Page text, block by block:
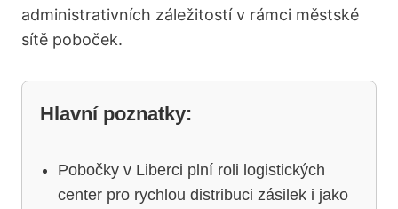
administrativních záležitostí v rámci městské
sítě poboček.
Hlavní poznatky:
Pobočky v Liberci plní roli logistických
center pro rychlou distribuci zásilek i jako